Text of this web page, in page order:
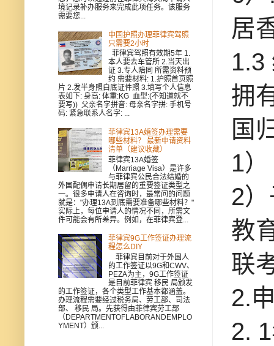
居
1.3
拥
国
1
2
教
联
2.
2.
境记录补办服务来完成此项任务。该服务
需要您...
中国护照办理菲律宾驾照
只需要2小时
菲律宾驾照有效期5年 1.
本人要去车管所 2.当天出
证 3.专人陪同 所需资料预
约 需要材料: 1.护照首页照
片 2.发半身照白底证件照 3.填写个人信息
表如下: 身高: 体重:KG 血型:(不知道就不
要写)) 父亲名字拼音: 母亲名字拼: 手机号
码: 紧急联系人名字: ...
菲律宾13A婚签办理需要
哪些材料？ 最新申请资料
清单（建议收藏）
菲律宾13A婚签
（Marriage Visa）是许多
与菲律宾公民合法结婚的
外国配偶申请长期居留的重要签证类型之
一。很多申请人在咨询时，最常问的问题
就是："办理13A到底需要准备哪些材料？"
实际上，每位申请人的情况不同，所需文
件可能会有所差异。例如，在菲律宾登...
菲律宾9G工作签证办理流
程怎么DIY
菲律宾目前对于外国人
的工作签证以9G和CWV、
PEZA为主，9G工作签证
是目前菲律宾 移民 局颁发
的工作签证，各个类型工作基本都涵盖。
办理流程需要经过税务局、劳工部、司法
部、 移民 局。先获得由菲律宾劳工部
（DEPARTMENTOFLABORANDEMPLO
YMENT）颁...